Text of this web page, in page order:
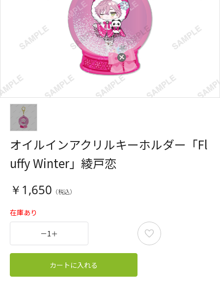
オイルインアクリルキーホルダー「Fl
uffy Winter」綾戸恋
￥1,650
在庫あり
－1＋
カートに入れる